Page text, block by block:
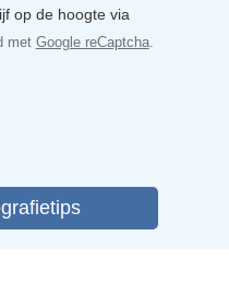
op de hoogte via
met Google reCaptcha.